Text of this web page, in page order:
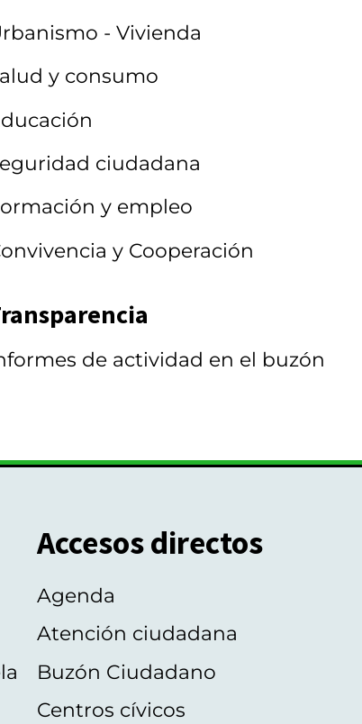
- Vivienda
y consumo
ciudadana
y empleo
y Cooperación
de actividad en el buzón
Accesos directos
Agenda
Atención ciudadana
Buzón Ciudadano
Centros cívicos